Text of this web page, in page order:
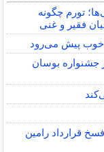
تورم چگونه
خوب پیش می‌رود
جشنواره بوسان
قرارداد رامین